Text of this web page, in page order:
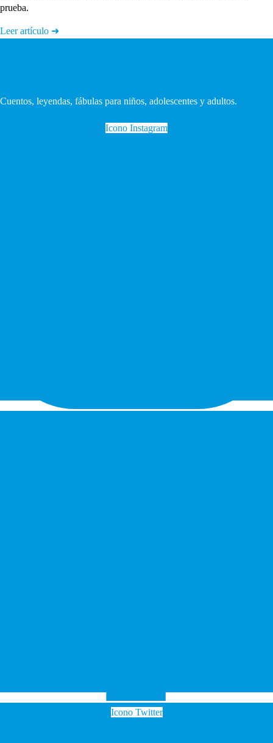
prueba.
Leer artículo ➜
Cuentos, leyendas, fábulas para niños, adolescentes y adultos.
Icono Instagram
Icono Twitter